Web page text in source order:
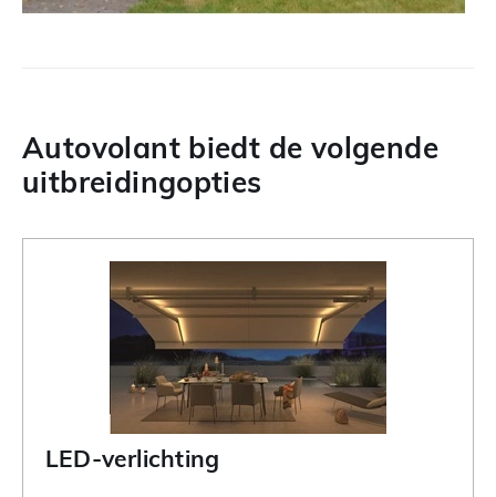
Autovolant biedt de volgende
uitbreidingopties
LED-verlichting